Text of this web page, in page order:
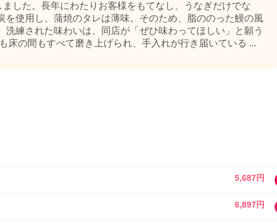
した。長年にわたりお客様をもてなし、うなぎだけでな
使用し、蒲焼のタレは薄味。そのため、脂ののった鰻の風
練された味わいは、同店が「ぜひ味わってほしい」と願う
床の間もすべて磨き上げられ、手入れが行き届いている ...
5,687円
6,897円